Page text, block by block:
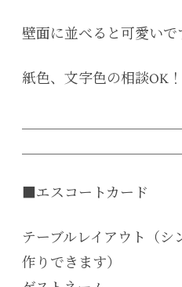
壁面に並べると可愛いで
紙色、文字色の相談OK！
■エスコートカード
テーブルレイアウト（シ
作りできます）